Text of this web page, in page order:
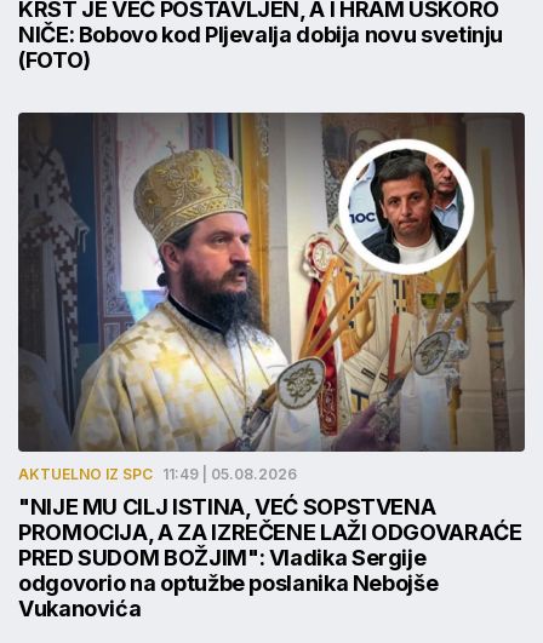
KRST JE VEĆ POSTAVLJEN, A I HRAM USKORO
NIČE: Bobovo kod Pljevalja dobija novu svetinju
(FOTO)
AKTUELNO IZ SPC 11:49 | 05.08.2026
"NIJE MU CILJ ISTINA, VEĆ SOPSTVENA
PROMOCIJA, A ZA IZREČENE LAŽI ODGOVARAĆE
PRED SUDOM BOŽJIM": Vladika Sergije
odgovorio na optužbe poslanika Nebojše
Vukanovića